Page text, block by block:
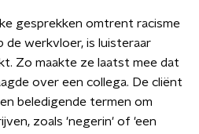
gesprekken omtrent racisme
de werkvloer, is luisteraar
Zo maakte ze laatst mee dat
over een collega. De cliënt
beledigende termen om
zoals 'negerin' of 'een